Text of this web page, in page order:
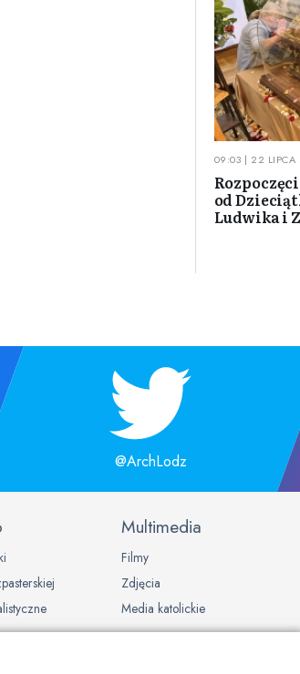
09:03 | 22 LIPCA
od
Ludwika i
@ArchLodz
Multimedia
Filmy
Zdjęcia
Media katolickie